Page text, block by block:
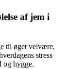
af jem i
til øget velvære,
stress
og hygge.